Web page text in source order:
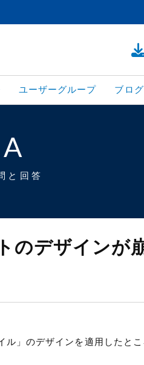
ユーザーグループ ブログ
と回答
のデザインが
」のデザインを適用したとこ